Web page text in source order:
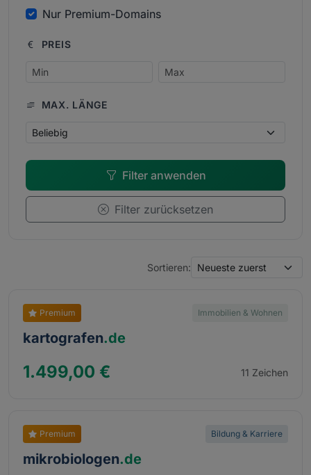
Nur Premium-Domains
PREIS
MAX. LÄNGE
Filter anwenden
Filter zurücksetzen
Sortieren:
Premium Immobilien & Wohnen
kartografen.de
1.499,00 € 11 Zeichen
Premium Bildung & Karriere
mikrobiologen.de